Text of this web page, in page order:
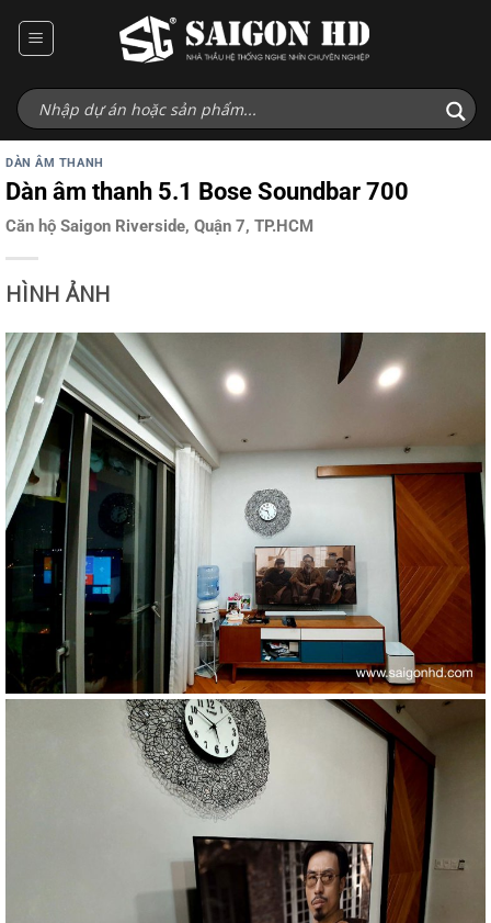
qua
dung
DÀN ÂM THANH
Dàn âm thanh 5.1 Bose Soundbar 700
Căn hộ Saigon Riverside, Quận 7, TP.HCM
HÌNH ẢNH